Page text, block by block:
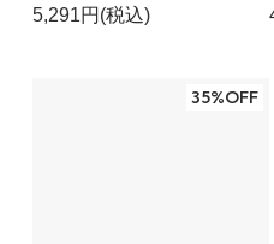
5,291円(税込)
35%OFF